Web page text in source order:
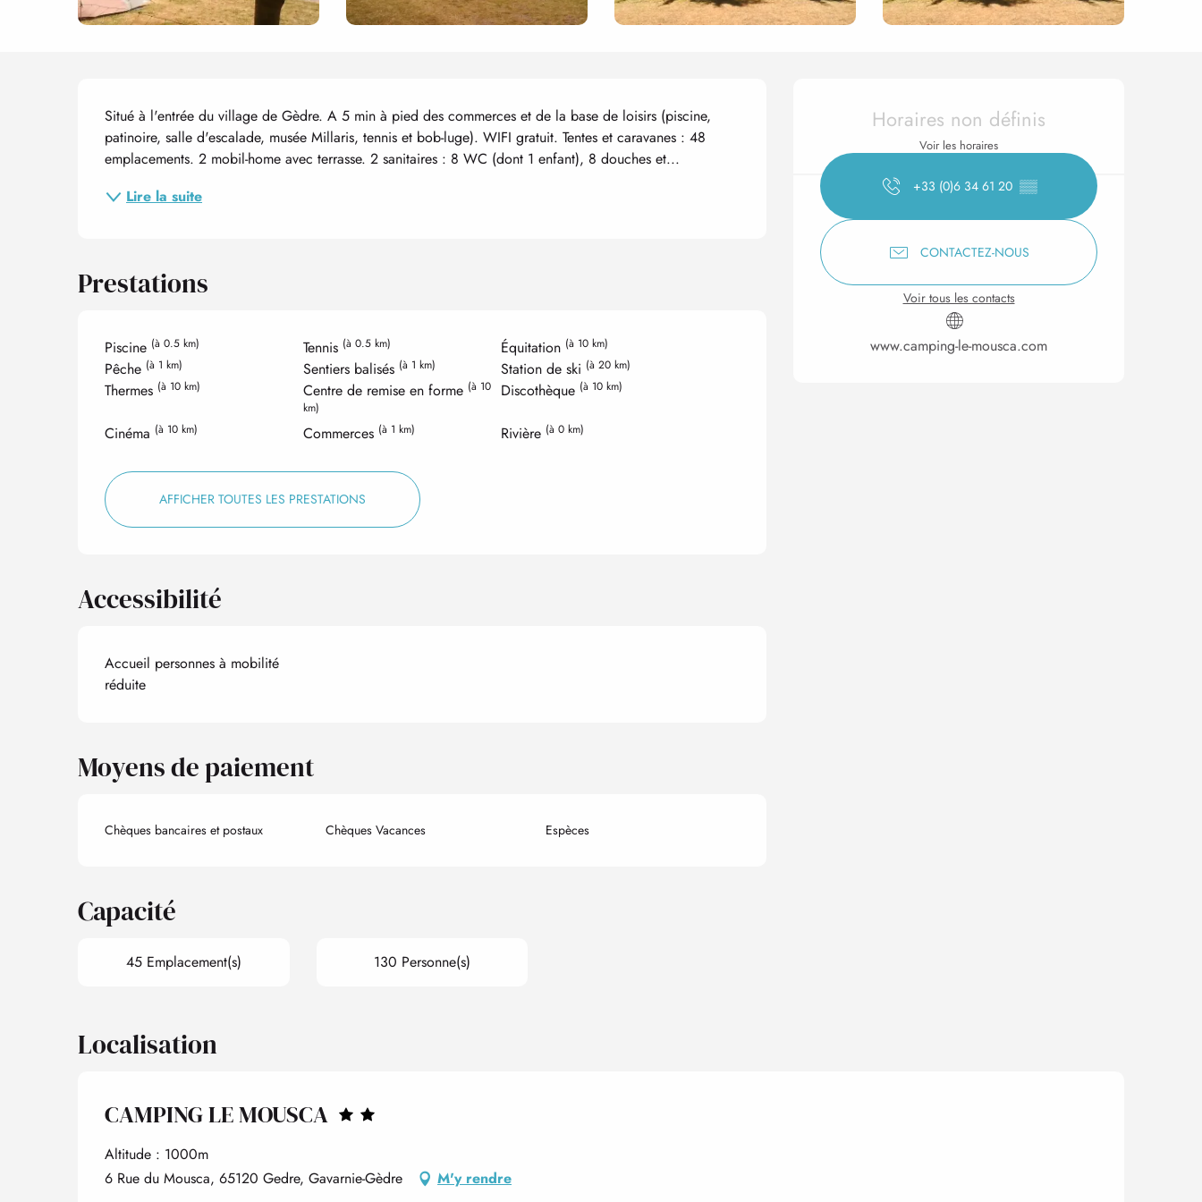
Ouverture et
Horaires non définis
Voir les horaires
+33 (0)6 34 61 20 ▒▒
CONTACTEZ-NOUS
Voir tous les contacts
www.camping-le-mousca.com
Description
Situé à l'entrée du village de Gèdre. A 5 min à pied des commerces et de la base de loisirs (piscine,
patinoire, salle d'escalade, musée Millaris, tennis et bob-luge). WIFI gratuit. Tentes et caravanes : 48
emplacements. 2 mobil-home avec terrasse. 2 sanitaires : 8 WC (dont 1 enfant), 8 douches et...
Lire la suite
Prestations
Piscine (à 0.5 km) Tennis (à 0.5 km) Équitation (à 10 km)
Pêche (à 1 km) Sentiers balisés (à 1 km) Station de ski (à 20 km)
Thermes (à 10 km) Centre de remise en forme (à 10
km)
Discothèque (à 10 km)
Cinéma (à 10 km) Commerces (à 1 km) Rivière (à 0 km)
AFFICHER TOUTES LES PRESTATIONS
Accessibilité
Accueil personnes à mobilité
réduite
Moyens de paiement
Chèques bancaires et postaux Chèques Vacances Espèces
Capacité
45 Emplacement(s) 130 Personne(s)
Localisation
CAMPING LE MOUSCA
Altitude : 1000m
6 Rue du Mousca, 65120 Gedre, Gavarnie-Gèdre
M'y rendre